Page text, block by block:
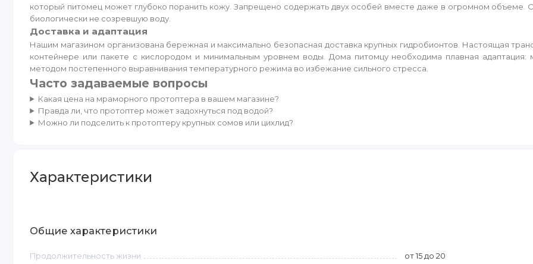
который питомец может глубоко поранить кожу. Запрещено содержать двух особей вместе даже в огромном объеме.
биологически не созревшую воду.
Доставка и адаптация
Нашим магазином организована бережная и максимально безопасная доставка крупных гидробионтов. Настоящая
контейнере или пакете с кислородом и минимальным уровнем воды. Дома питомцу необходима плавная
методом постепенного выравнивания температурного режима во избежание сильного стресса.
Часто задаваемые вопросы
Какая цена на мраморного протоптера в вашем магазине?
Правда ли, что протоптер может задохнуться под водой?
Можно ли подселить к протоптеру крупных сомов или цихлид?
Характеристики
Общие характеристики
Продолжительность жизни
от 15 до 20